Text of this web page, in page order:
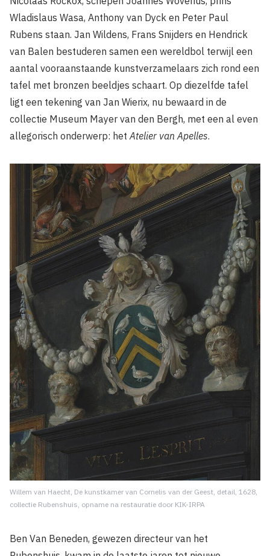
Wladislaus Wasa, Anthony van Dyck en Peter Paul
Rubens staan. Jan Wildens, Frans Snijders en Hendrick
van Balen bestuderen samen een wereldbol terwijl een
aantal vooraanstaande kunstverzamelaars zich rond een
tafel met bronzen beeldjes schaart. Op diezelfde tafel
ligt een tekening van Jan Wierix, nu bewaard in de
collectie Museum Mayer van den Bergh, met een al even
allegorisch onderwerp: hetAtelier van Apelles.
Willem van Haecht, De kunstkamer van Cornelis van der Geest, detail, 1628,
collectie Rubenshuis, opname na restauratie door KIK-IRPA
Ben Van Beneden, gewezen directeur van het